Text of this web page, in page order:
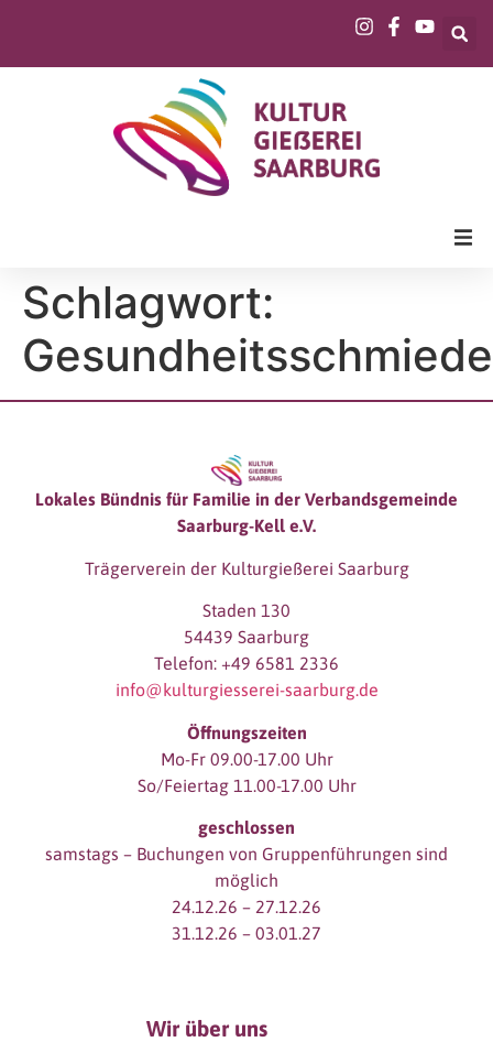
Schlagwort:
Gesundheitsschmiede
Lokales Bündnis für Familie in der Verbandsgemeinde
Saarburg-Kell e.V.
Trägerverein der Kulturgießerei Saarburg
Staden 130
54439 Saarburg
Telefon: +49 6581 2336
info@kulturgiesserei-saarburg.de
Öffnungszeiten
Mo-Fr 09.00-17.00 Uhr
So/Feiertag 11.00-17.00 Uhr
geschlossen
samstags – Buchungen von Gruppenführungen sind
möglich
24.12.26 – 27.12.26
31.12.26 – 03.01.27
Wir über uns